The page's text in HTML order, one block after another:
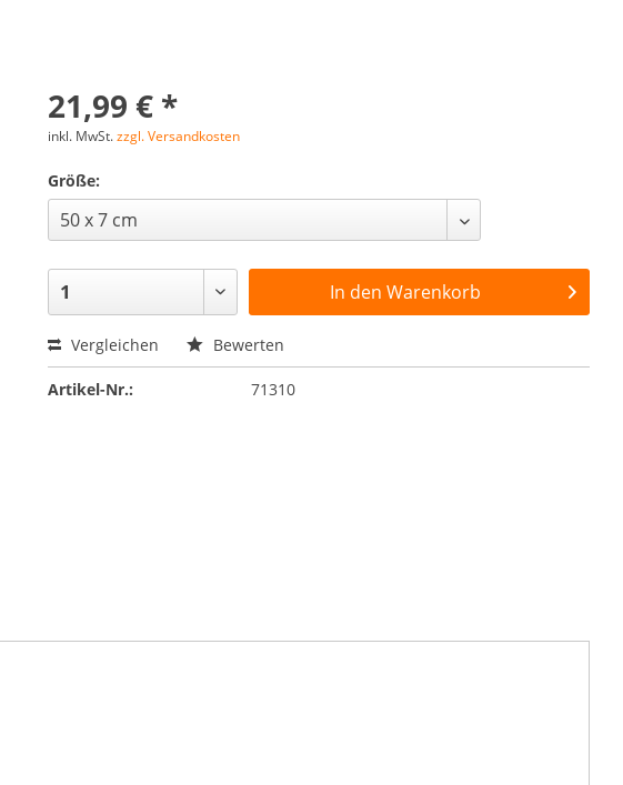
21,99 € *
inkl. MwSt.zzgl. Versandkosten
Größe:
In den Warenkorb
Vergleichen Bewerten
Artikel-Nr.: 71310